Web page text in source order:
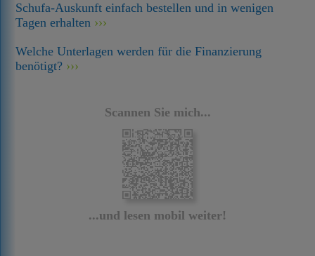
Schufa-Auskunft einfach bestellen und in wenigen
Tagen erhalten
Welche Unterlagen werden für die Finanzierung
benötigt?
Scannen Sie mich...
...und lesen mobil weiter!